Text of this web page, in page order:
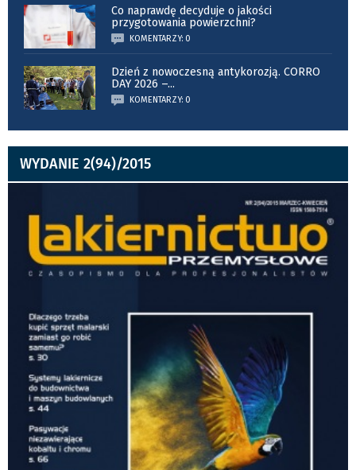
Co naprawdę decyduje o jakości
przygotowania powierzchni?
KOMENTARZY: 0
Dzień z nowoczesną antykorozją. CORRO
DAY 2026 –...
KOMENTARZY: 0
WYDANIE 2(94)/2015